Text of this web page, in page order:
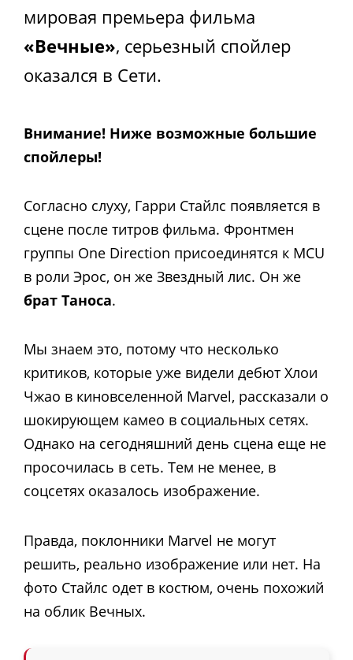
мировая премьера фильма
«Вечные», серьезный спойлер
оказался в Сети.
Внимание! Ниже возможные большие
спойлеры!
Согласно слуху, Гарри Стайлс появляется в
сцене после титров фильма. Фронтмен
группы One Direction присоединятся к MCU
в роли Эрос, он же Звездный лис. Он же
брат Таноса.
Мы знаем это, потому что несколько
критиков, которые уже видели дебют Хлои
Чжао в киновселенной Marvel, рассказали о
шокирующем камео в социальных сетях.
Однако на сегодняшний день сцена еще не
просочилась в сеть. Тем не менее, в
соцсетях оказалось изображение.
Правда, поклонники Marvel не могут
решить, реально изображение или нет. На
фото Стайлс одет в костюм, очень похожий
на облик Вечных.